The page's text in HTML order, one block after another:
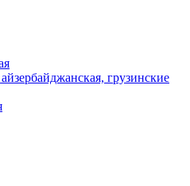
грузинские